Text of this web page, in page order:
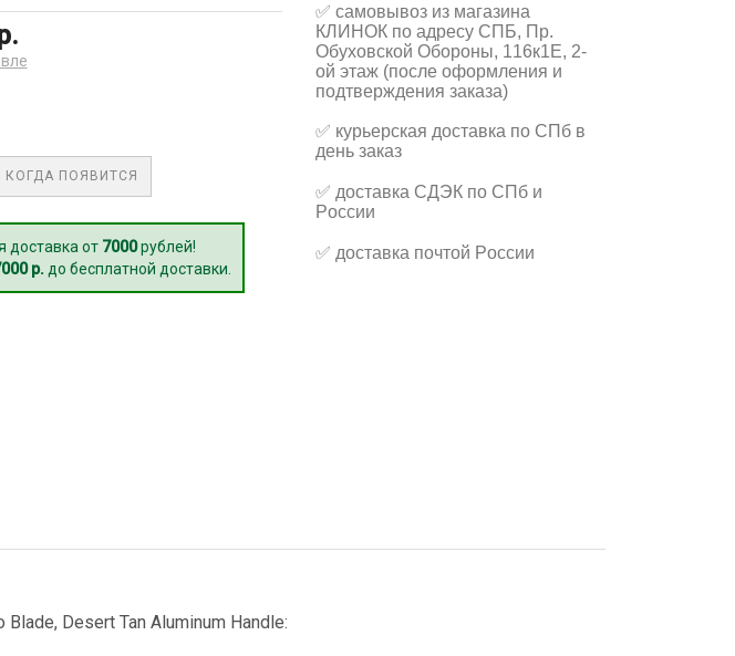
ПОЯВИТСЯ
доставка от 7000рублей!
р. до бесплатной доставки.
✅ самовывоз из магазина
КЛИНОК по адресу СПБ, Пр.
Обуховской Обороны, 116к1Е, 2-
ой этаж (после оформления и
подтверждения заказа)
✅ курьерская доставка по СПб в
день заказ
✅ доставка СДЭК по СПб и
России
✅ доставка почтой России
Desert Tan Aluminum Handle: